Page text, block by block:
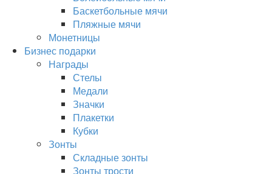
Баскетбольные мячи
Пляжные мячи
Монетницы
Бизнес подарки
Награды
Стелы
Медали
Значки
Плакетки
Кубки
Зонты
Складные зонты
Зонты трости